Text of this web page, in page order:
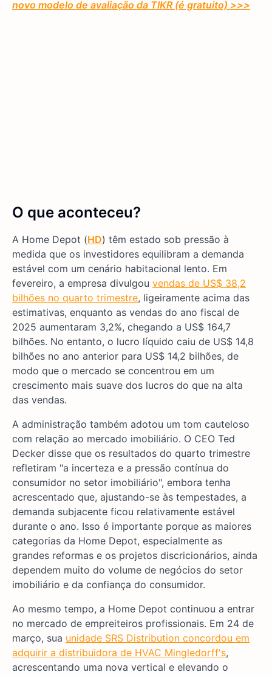
novo modelo de avaliação da TIKR (é gratuito) >>>
O que aconteceu?
A Home Depot (HD) têm estado sob pressão à
medida que os investidores equilibram a demanda
estável com um cenário habitacional lento. Em
fevereiro, a empresa divulgou vendas de US$ 38,2
bilhões no quarto trimestre, ligeiramente acima das
estimativas, enquanto as vendas do ano fiscal de
2025 aumentaram 3,2%, chegando a US$ 164,7
bilhões. No entanto, o lucro líquido caiu de US$ 14,8
bilhões no ano anterior para US$ 14,2 bilhões, de
modo que o mercado se concentrou em um
crescimento mais suave dos lucros do que na alta
das vendas.
A administração também adotou um tom cauteloso
com relação ao mercado imobiliário. O CEO Ted
Decker disse que os resultados do quarto trimestre
refletiram "a incerteza e a pressão contínua do
consumidor no setor imobiliário", embora tenha
acrescentado que, ajustando-se às tempestades, a
demanda subjacente ficou relativamente estável
durante o ano. Isso é importante porque as maiores
categorias da Home Depot, especialmente as
grandes reformas e os projetos discricionários, ainda
dependem muito do volume de negócios do setor
imobiliário e da confiança do consumidor.
Ao mesmo tempo, a Home Depot continuou a entrar
no mercado de empreiteiros profissionais. Em 24 de
março, sua unidade SRS Distribution concordou em
adquirir a distribuidora de HVAC Mingledorff's,
acrescentando uma nova vertical e elevando o